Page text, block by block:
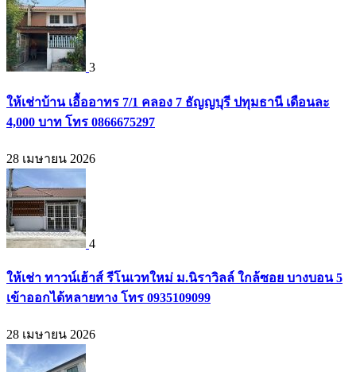
3
ให้เช่าบ้าน เอื้ออาทร 7/1 คลอง 7 ธัญญบุรี ปทุมธานี เดือนละ
4,000 บาท โทร 0866675297
28 เมษายน 2026
4
ให้เช่า ทาวน์เฮ้าส์ รีโนเวทใหม่ ม.นิราวิลล์ ใกล้ซอย บางบอน 5
เข้าออกได้หลายทาง โทร 0935109099
28 เมษายน 2026